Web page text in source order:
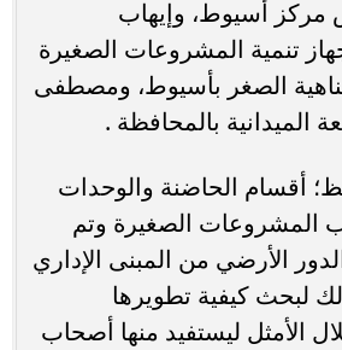
أسيوط، وإيهاب
تنمية المشروعات الصغيرة
الصغر بأسيوط، ومصطفى
الميدانية بالمحافظة .
أقسام الحاضنة والوحدات
المشروعات الصغيرة وتم
الأرضي من المبنى الإداري
لبحث كيفية تطويرها
الأمثل ليستفيد منها أصحاب